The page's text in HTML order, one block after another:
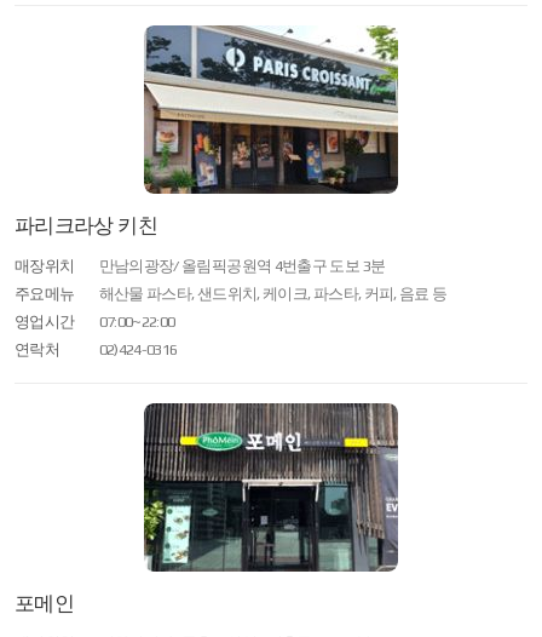
파리크라상 키친
매장위치
만남의광장/ 올림픽공원역 4번출구 도보 3분
주요메뉴
해산물 파스타, 샌드위치, 케이크, 파스타, 커피, 음료 등
영업시간
07:00~22:00
연락처
02)424-0316
포메인